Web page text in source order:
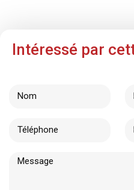
Intéressé par